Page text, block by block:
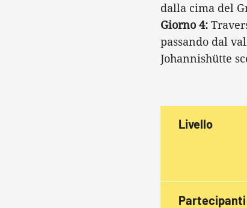
dalla cima del
Giorno 4:
passando dal
Johannishütte
Livello
Partecipanti